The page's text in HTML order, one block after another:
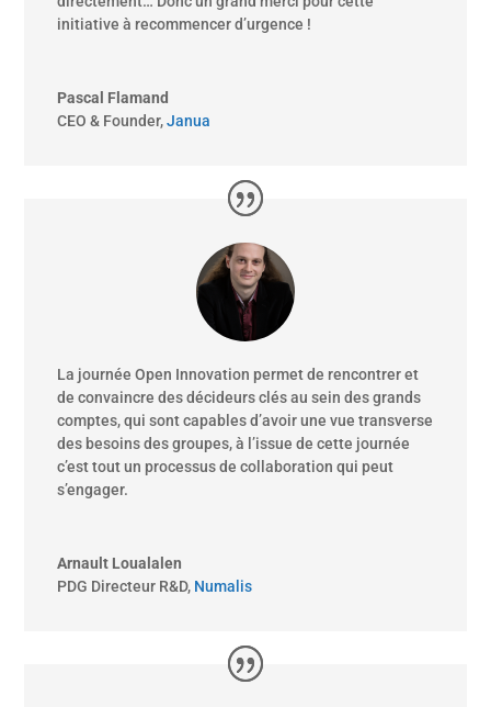
initiative à recommencer d’urgence !
Pascal Flamand
CEO & Founder, Janua
La journée Open Innovation permet de rencontrer et
de convaincre des décideurs clés au sein des grands
comptes, qui sont capables d’avoir une vue transverse
des besoins des groupes, à l’issue de cette journée
c’est tout un processus de collaboration qui peut
s’engager.
Arnault Loualalen
PDG Directeur R&D, Numalis